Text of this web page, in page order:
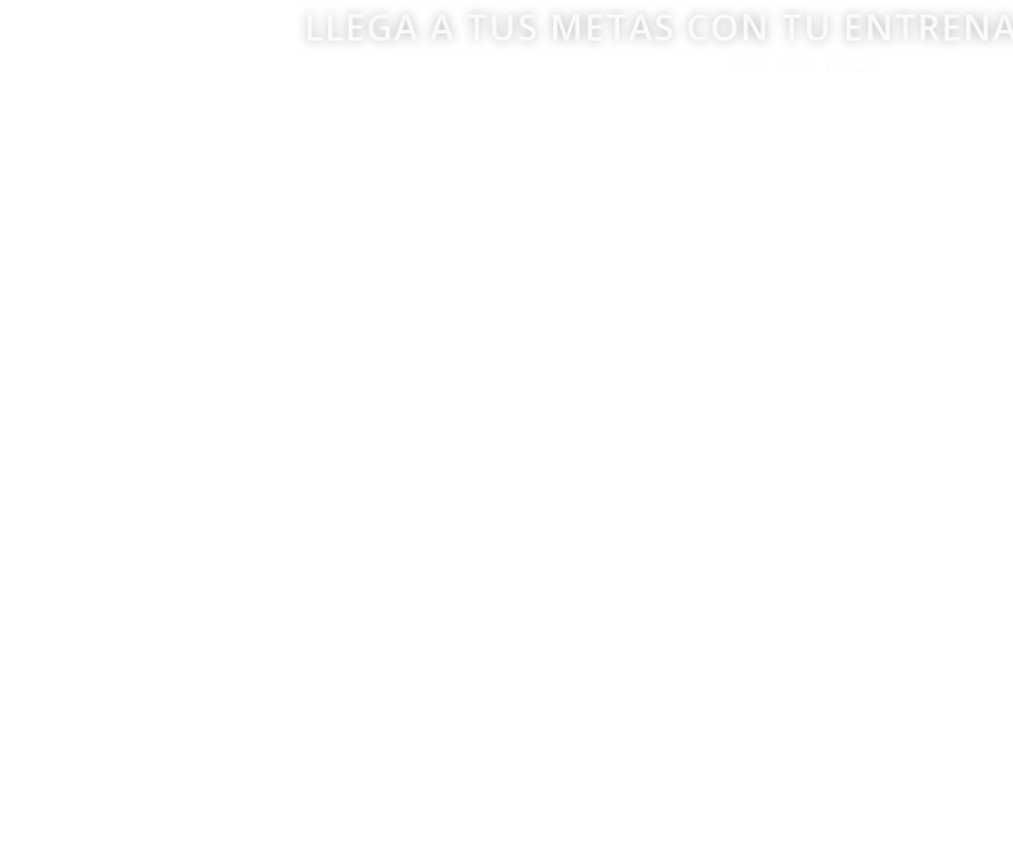
LLEGA A TUS METAS CON TU